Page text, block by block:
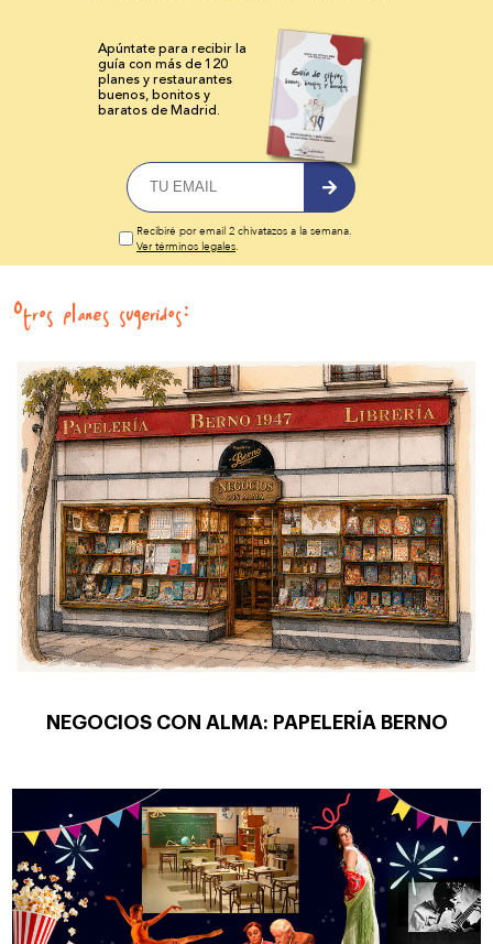
Apúntate para recibir la
guía con más de 120
planes y restaurantes
buenos, bonitos y
baratos de Madrid.
Recibiré por email 2 chivatazos a la semana.
Ver términos legales.
Otros planes sugeridos:
NEGOCIOS CON ALMA: PAPELERÍA BERNO